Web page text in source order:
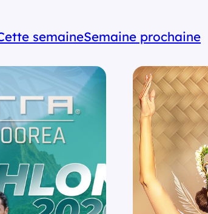
semaineSemaine prochaine